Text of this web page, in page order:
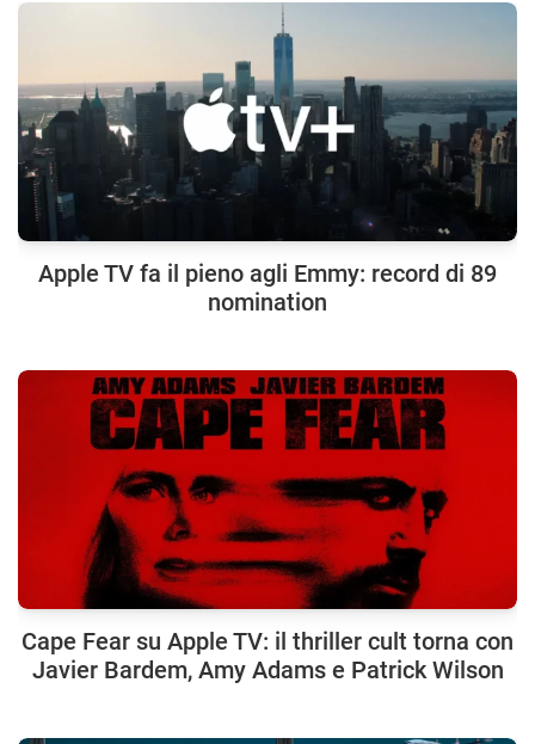
Apple TV fa il pieno agli Emmy: record di 89
nomination
Cape Fear su Apple TV: il thriller cult torna con
Javier Bardem, Amy Adams e Patrick Wilson